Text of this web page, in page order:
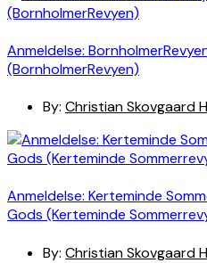
Anmeldelse:
(BornholmerRevyen)
By: Christian Skovgaard
Anmeldelse: Kerteminde
Gods (Kerteminde
By: Christian Skovgaard